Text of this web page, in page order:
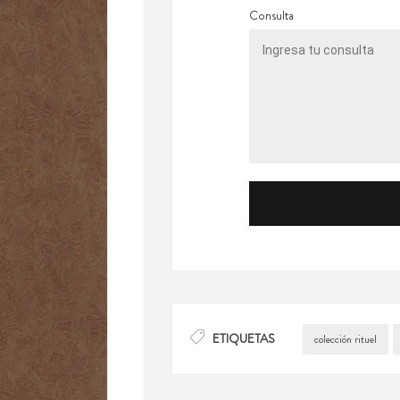
Consulta
ETIQUETAS colección rituel